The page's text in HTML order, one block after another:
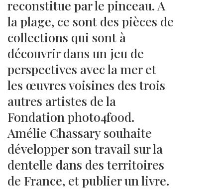
reconstitue par le pinceau. A
la plage, ce sont des pièces de
collections qui sont à
découvrir dans un jeu de
perspectives avec la mer et
les œuvres voisines des trois
autres artistes de la
Fondation photo4food.
Amélie Chassary souhaite
développer son travail sur la
dentelle dans des territoires
de France, et publier un livre.